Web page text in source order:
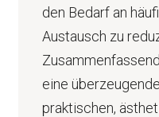
den Bedarf an
Austausch zu
eine
praktischen,